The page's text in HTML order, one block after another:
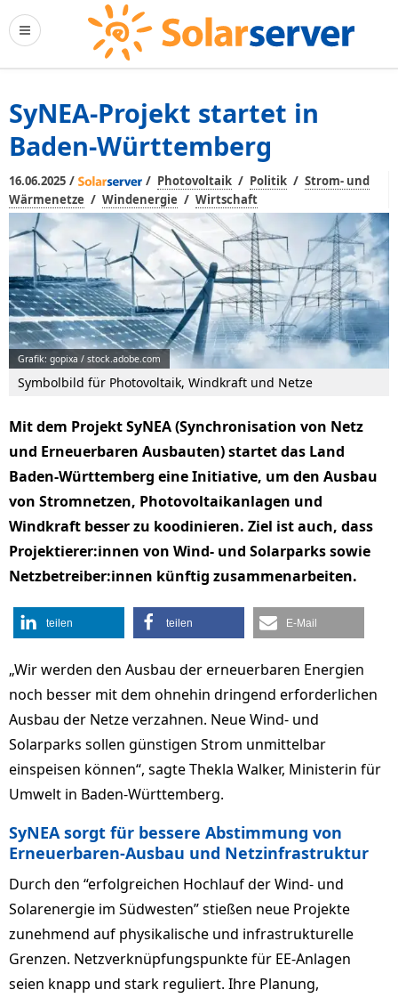
SyNEA-Projekt startet in
Baden-Württemberg
16.06.2025 / / Photovoltaik / Politik / Strom- und
Wärmenetze / Windenergie / Wirtschaft
Grafik: gopixa / stock.adobe.com
Symbolbild für Photovoltaik, Windkraft und Netze
Mit dem Projekt SyNEA (Synchronisation von Netz
und Erneuerbaren Ausbauten) startet das Land
Baden-Württemberg eine Initiative, um den Ausbau
von Stromnetzen, Photovoltaikanlagen und
Windkraft besser zu koodinieren. Ziel ist auch, dass
Projektierer:innen von Wind- und Solarparks sowie
Netzbetreiber:innen künftig zusammenarbeiten.
teilen teilen E-Mail
„Wir werden den Ausbau der erneuerbaren Energien
noch besser mit dem ohnehin dringend erforderlichen
Ausbau der Netze verzahnen. Neue Wind- und
Solarparks sollen günstigen Strom unmittelbar
einspeisen können“, sagte Thekla Walker, Ministerin für
Umwelt in Baden-Württemberg.
SyNEA sorgt für bessere Abstimmung von
Erneuerbaren-Ausbau und Netzinfrastruktur
Durch den “erfolgreichen Hochlauf der Wind- und
Solarenergie im Südwesten” stießen neue Projekte
zunehmend auf physikalische und infrastrukturelle
Grenzen. Netzverknüpfungspunkte für EE-Anlagen
seien knapp und stark reguliert. Ihre Planung,